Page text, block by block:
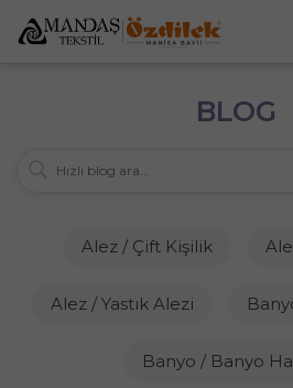
BLOG
Alez / Çift Kişilik
Alez / Yastık Alezi
Banyo / Banyo